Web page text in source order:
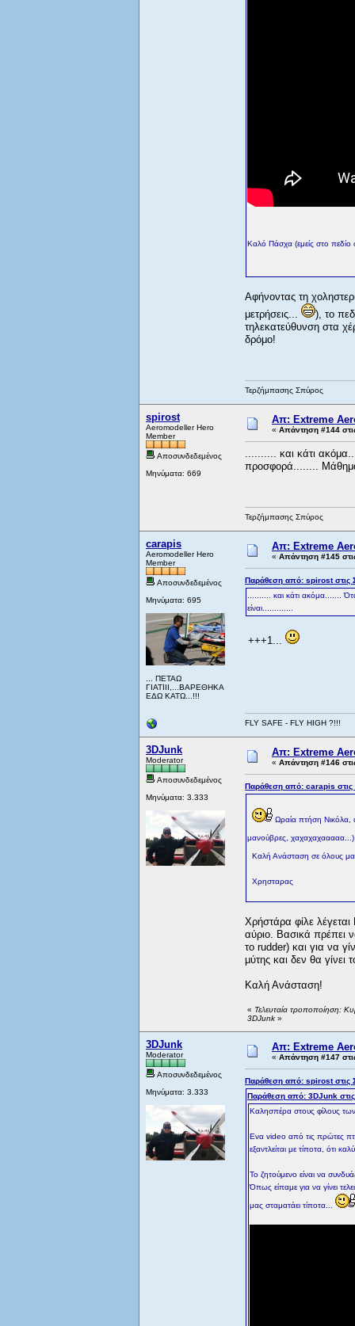
Καλό Πάσχα (εμείς στο πεδίο
Αφήνοντας τη
μετρήσεις...
), το
τηλεκατεύθυνση στα
δρόμο!
Τερζήμπασης Σπύρος
spirost
Aeromodeller Hero
Member
Αποσυνδεδεμένος
Μηνύματα: 669
Απ: Extreme
« Απάντηση #144
.......... και κάτι
προσφορά........
Τερζήμπασης Σπύρος
carapis
Aeromodeller Hero
Member
Αποσυνδεδεμένος
Μηνύματα: 695
... ΠΕΤΑΩ
ΓΙΑΤΙΙΙ,...ΒΑΡΕΘΗΚΑ
ΕΔΩ ΚΑΤΩ...!!!
Απ: Extreme
« Απάντηση #145
Παράθεση από: spirost στις
.......... και κάτι ακόμα.......
είναι.............
+++1...
FLY SAFE - FLY HIGH ?!!!
3DJunk
Moderator
Αποσυνδεδεμένος
Μηνύματα: 3.333
Απ: Extreme
« Απάντηση #146
Παράθεση από: carapis
Ωραία πτήση Νικόλα,
μανούβρες,
Καλή Ανάσταση σε όλους
Χρησταρας
Χρήστάρα φίλε
αύριο. Βασικά πρέπει
το rudder) και για να
μύτης και δεν θα
Καλή Ανάσταση!
« Τελευταία τροποποίηση:
3DJunk »
3DJunk
Moderator
Αποσυνδεδεμένος
Μηνύματα: 3.333
Απ: Extreme
« Απάντηση #147
Παράθεση από: spirost στις
Παράθεση από: 3DJunk
Καλησπέρα στους φίλους
Ενα video από τις πρώτες
εξαντλείται με τίποτα, ότι
Το ζητούμενο είναι να
Όπως είπαμε για να γίνει
μας σταματάει τίποτα...